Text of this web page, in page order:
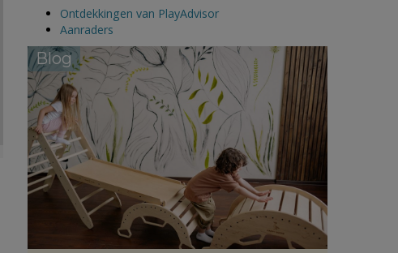
Ontdekkingen van PlayAdvisor
Aanraders
Blog